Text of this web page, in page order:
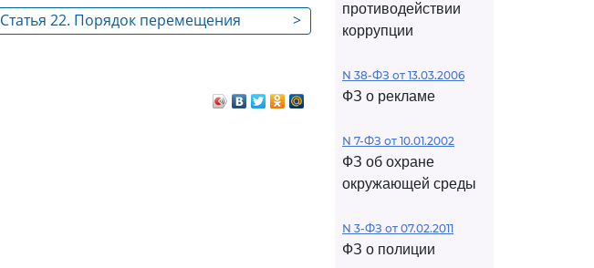
>
Статья 22. Порядок перемещения
противодействии
коррупции
N 38-ФЗ от 13.03.2006
ФЗ о рекламе
N 7-ФЗ от 10.01.2002
ФЗ об охране
окружающей среды
N 3-ФЗ от 07.02.2011
ФЗ о полиции